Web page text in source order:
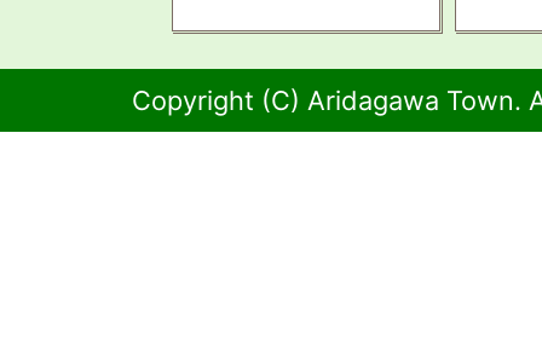
Copyright (C) Aridagawa Town.